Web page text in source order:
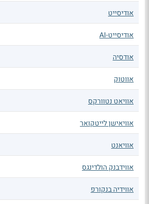
אודיסייט
אודיסייט-AI
אודסיה
אווטוק
אוויאט נטוורקס
אוויאישן לייטקואר
אוויאנט
אווידבנק הולדינגס
אווידיה בנקורפ